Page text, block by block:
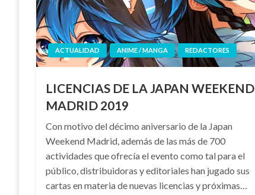
ACTUALIDAD ANIME / MANGA REDACTORES
LICENCIAS DE LA JAPAN WEEKEND
MADRID 2019
Con motivo del décimo aniversario de la Japan
Weekend Madrid, además de las más de 700
actividades que ofrecía el evento como tal para el
público, distribuidoras y editoriales han jugado sus
cartas en materia de nuevas licencias y próximas…